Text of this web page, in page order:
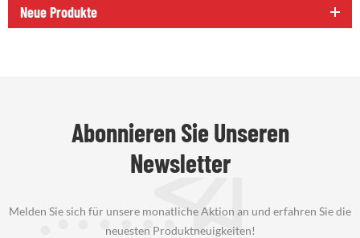
Neue Produkte
Abonnieren Sie Unseren
Newsletter
Melden Sie sich für unsere monatliche Aktion an und erfahren Sie die
neuesten Produktneuigkeiten!